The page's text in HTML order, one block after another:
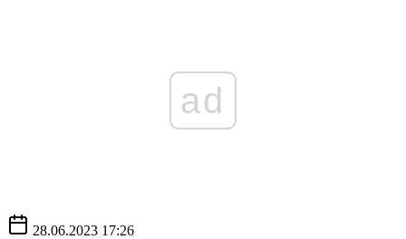
ad
28.06.2023 17:26